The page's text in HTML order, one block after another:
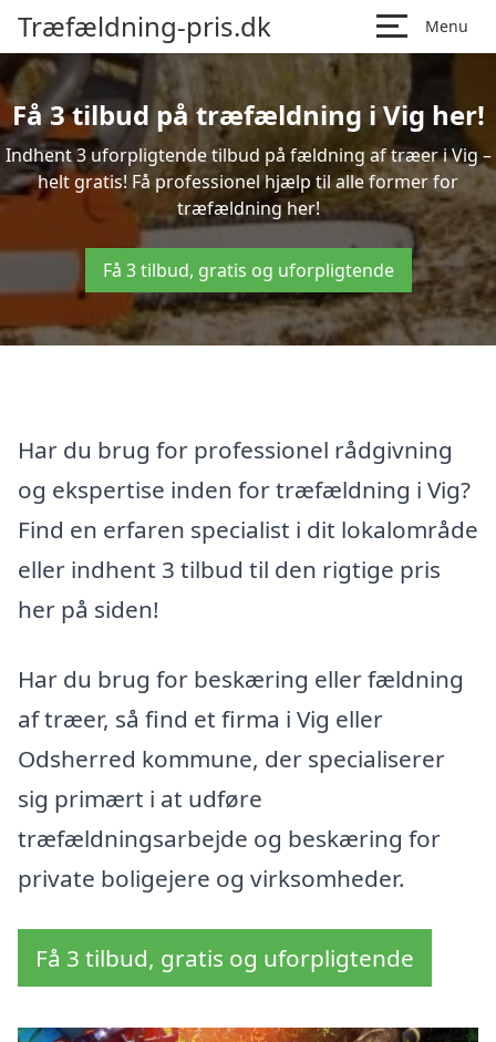
Træfældning-pris.dk Menu
Få 3 tilbud på træfældning i Vig her!
Indhent 3 uforpligtende tilbud på fældning af træer i Vig –
helt gratis! Få professionel hjælp til alle former for
træfældning her!
Få 3 tilbud, gratis og uforpligtende
Har du brug for professionel rådgivning
og ekspertise inden for træfældning i Vig?
Find en erfaren specialist i dit lokalområde
eller indhent 3 tilbud til den rigtige pris
her på siden!
Har du brug for beskæring eller fældning
af træer, så find et firma i Vig eller
Odsherred kommune, der specialiserer
sig primært i at udføre
træfældningsarbejde og beskæring for
private boligejere og virksomheder.
Få 3 tilbud, gratis og uforpligtende